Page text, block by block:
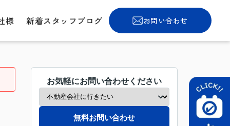
様 新着スタッフブログ お問い合わせ
お気軽にお問い合わせください
無料お問い合わせ